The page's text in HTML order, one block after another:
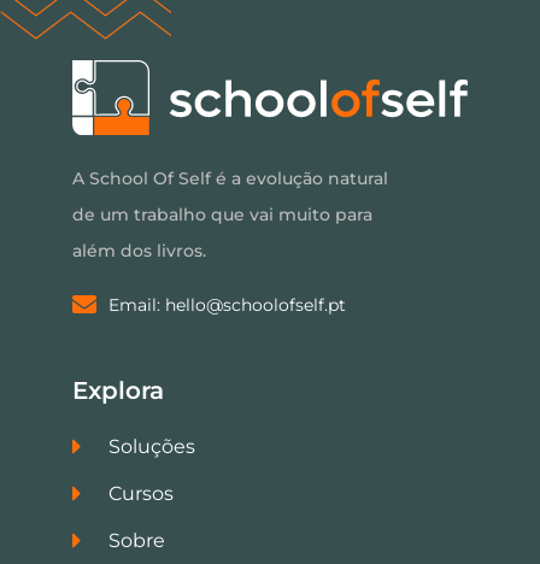
A School Of Self é a evolução natural
de um trabalho que vai muito para
além dos livros.
Email: hello@schoolofself.pt
Explora
Soluções
Cursos
Sobre